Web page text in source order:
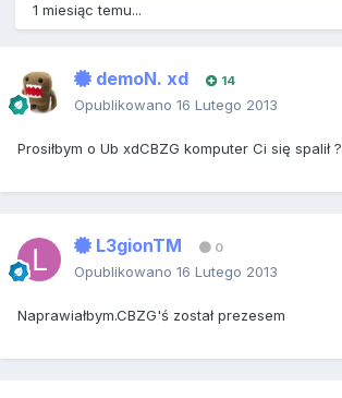
1 miesiąc temu...
demoN. xd 14
Opublikowano 16 Lutego 2013
Prosiłbym o Ub xdCBZG komputer Ci się spalił ?
L3gionTM 0
Opublikowano 16 Lutego 2013
Naprawiałbym.CBZG'ś został prezesem